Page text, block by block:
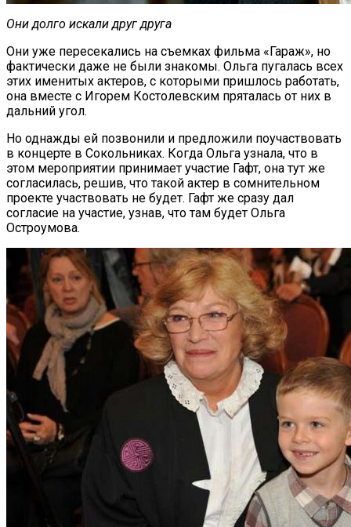
Они долго искали друг друга
Они уже пересекались на съемках фильма «Гараж», но
фактически даже не были знакомы. Ольга пугалась всех
этих именитых актеров, с которыми пришлось работать,
она вместе с Игорем Костолевским пряталась от них в
дальний угол.
Но однажды ей позвонили и предложили поучаствовать
в концерте в Сокольниках. Когда Ольга узнала, что в
этом мероприятии принимает участие Гафт, она тут же
согласилась, решив, что такой актер в сомнительном
проекте участвовать не будет. Гафт же сразу дал
согласие на участие, узнав, что там будет Ольга
Остроумова.